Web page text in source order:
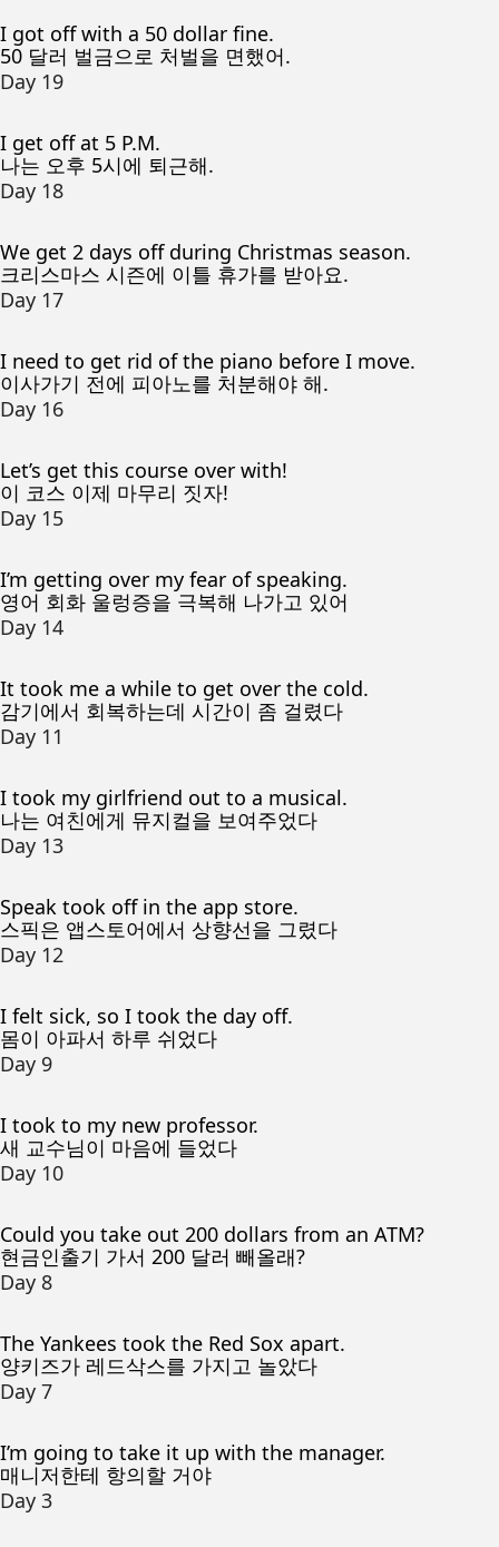
I got off with a 50 dollar fine.
50 달러 벌금으로 처벌을 면했어.
Day 19
I get off at 5 P.M.
나는 오후 5시에 퇴근해.
Day 18
We get 2 days off during Christmas season.
크리스마스 시즌에 이틀 휴가를 받아요.
Day 17
I need to get rid of the piano before I move.
이사가기 전에 피아노를 처분해야 해.
Day 16
Let’s get this course over with!
이 코스 이제 마무리 짓자!
Day 15
I’m getting over my fear of speaking.
영어 회화 울렁증을 극복해 나가고 있어
Day 14
It took me a while to get over the cold.
감기에서 회복하는데 시간이 좀 걸렸다
Day 11
I took my girlfriend out to a musical.
나는 여친에게 뮤지컬을 보여주었다
Day 13
Speak took off in the app store.
스픽은 앱스토어에서 상향선을 그렸다
Day 12
I felt sick, so I took the day off.
몸이 아파서 하루 쉬었다
Day 9
I took to my new professor.
새 교수님이 마음에 들었다
Day 10
Could you take out 200 dollars from an ATM?
현금인출기 가서 200 달러 빼올래?
Day 8
The Yankees took the Red Sox apart.
양키즈가 레드삭스를 가지고 놀았다
Day 7
I’m going to take it up with the manager.
매니저한테 항의할 거야
Day 3